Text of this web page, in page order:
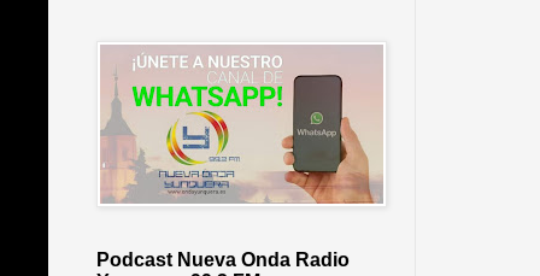
Podcast Nueva Onda Radio